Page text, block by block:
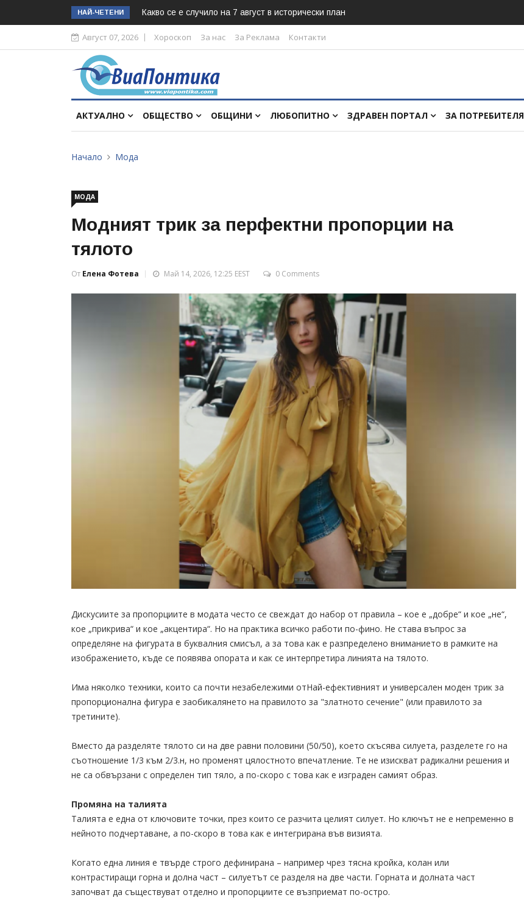
НАЙ-ЧЕТЕНИ Какво се е случило на 7 август в исторически план
Август 07, 2026 Хороскоп За нас За Реклама Контакти
АКТУАЛНО ОБЩЕСТВО ОБЩИНИ ЛЮБОПИТНО ЗДРАВЕН ПОРТАЛ ЗА ПОТРЕБИТЕЛЯ
Начало Мода
МОДА
Модният трик за перфектни пропорции на
тялото
От Елена Фотева Май 14, 2026, 12:25 EEST 0 Comments
Дискусиите за пропорциите в модата често се свеждат до набор от правила – кое е „добре“ и кое „не“,
кое „прикрива“ и кое „акцентира“. Но на практика всичко работи по-фино. Не става въпрос за
определяне на фигурата в буквалния смисъл, а за това как е разпределено вниманието в рамките на
изображението, къде се появява опората и как се интерпретира линията на тялото.
Има няколко техники, които са почти незабележими отНай-ефективният и универсален моден трик за
пропорционална фигура е заобикалянето на правилото за "златното сечение" (или правилото за
третините).
Вместо да разделяте тялото си на две равни половини (50/50), което скъсява силуета, разделете го на
съотношение 1/3 към 2/3.н, но променят цялостното впечатление. Те не изискват радикални решения и
не са обвързани с определен тип тяло, а по-скоро с това как е изграден самият образ.
Промяна на талията
Талията е една от ключовите точки, през които се разчита целият силует. Но ключът не е непременно в
нейното подчертаване, а по-скоро в това как е интегрирана във визията.
Когато една линия е твърде строго дефинирана – например чрез тясна кройка, колан или
контрастиращи горна и долна част – силуетът се разделя на две части. Горната и долната част
започват да съществуват отделно и пропорциите се възприемат по-остро.